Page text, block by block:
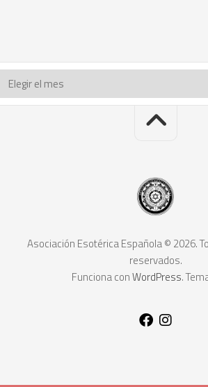
Asociación Esotérica Española © 2026.
reservados.
Funciona conWordPress.